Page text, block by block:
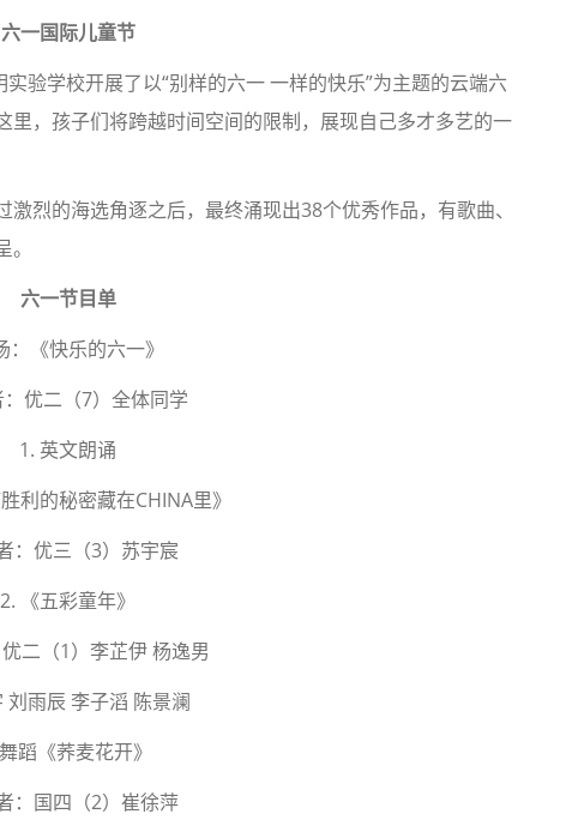
六一国际儿童节
验学校开展了以“别样的六一 一样的快乐”为主题的云端六
，孩子们将跨越时间空间的限制，展现自己多才多艺的一
烈的海选角逐之后，最终涌现出38个优秀作品，有歌曲、
六一节目单
：《快乐的六一》
优二（7）全体同学
1. 英文朗诵
利的秘密藏在CHINA里》
：优三（3）苏宇宸
2. 《五彩童年》
二（1）李芷伊 杨逸男
刘雨辰 李子滔 陈景澜
蹈《荞麦花开》
：国四（2）崔徐萍